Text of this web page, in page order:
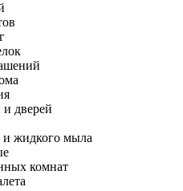
дверей
и жидкого мыла
комнат